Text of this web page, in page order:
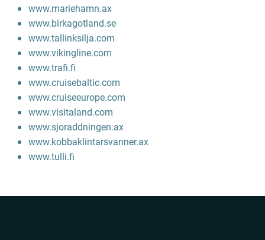
www.mariehamn.ax
www.birkagotland.se
www.tallinksilja.com
www.vikingline.com
www.trafi.fi
www.cruisebaltic.com
www.cruiseeurope.com
www.visitaland.com
www.sjoraddningen.ax
www.kobbaklintarsvanner.ax
www.tulli.fi